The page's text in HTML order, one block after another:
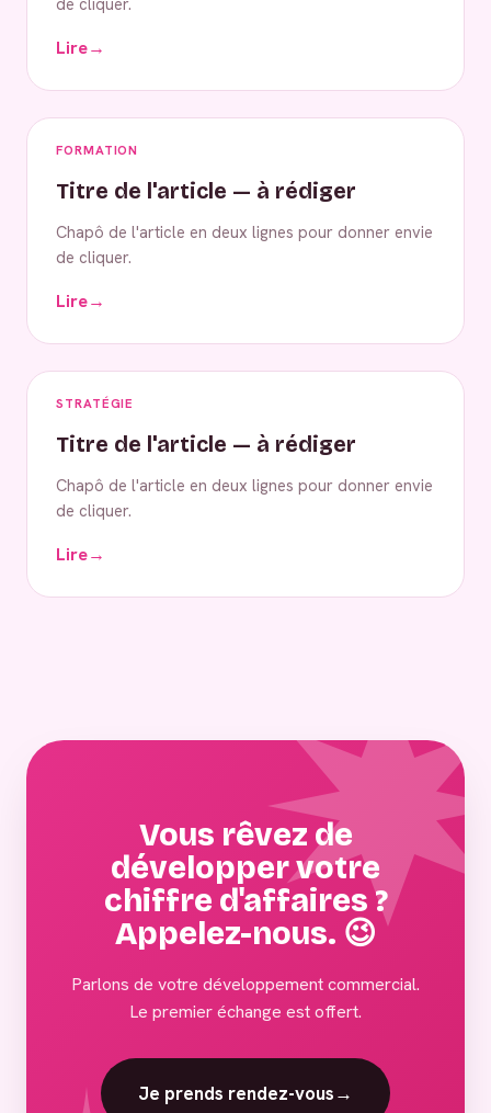
Lire→
FORMATION
Titre de l'article — à rédiger
Chapô de l'article en deux lignes pour donner envie
de cliquer.
Lire→
STRATÉGIE
Titre de l'article — à rédiger
Chapô de l'article en deux lignes pour donner envie
de cliquer.
Lire→
Vous rêvez de
développer votre
chiffre d'affaires ?
Appelez-nous. 😉
Parlons de votre développement commercial.
Le premier échange est offert.
Je prends rendez-vous→